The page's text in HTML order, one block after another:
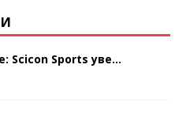
Scicon Sports уве...